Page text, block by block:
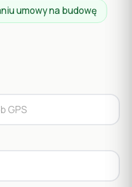
umowy na budowę